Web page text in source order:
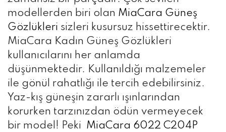
modellerden biri olan MiaCara Güneş
Gözlükleri sizleri kusursuz hissettirecektir.
MiaCara Kadın Güneş Gözlükleri
kullanıcılarını her anlamda
düşünmektedir. Kullanıldığı malzemeler
ile gönül rahatlığı ile tercih edebilirsiniz.
Yaz-kış güneşin zararlı ışınlarından
korurken tarzınızdan ödün vermeyecek
bir model! Peki MiaCara 6022 C204P